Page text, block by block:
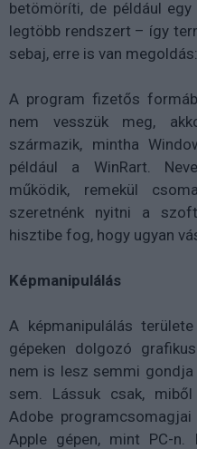
betömöríti, de például
legtöbb rendszert – így
sebaj, erre is van
A program fizetős
nem vesszük meg,
származik, mintha
például a WinRart.
működik, remekül
szeretnénk nyitni a
hisztibe fog, hogy ugyan
Képmanipulálás
A képmanipulálás
gépeken dolgozó
nem is lesz semmi gondja
sem. Lássuk csak,
Adobe
Apple gépen, mint PC-